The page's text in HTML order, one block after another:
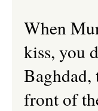
When
kiss, you
front of